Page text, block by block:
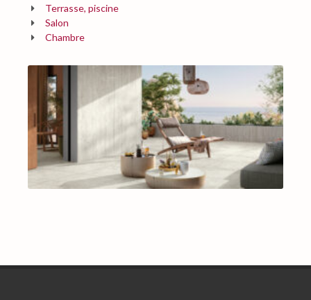
Terrasse, piscine
Salon
Chambre